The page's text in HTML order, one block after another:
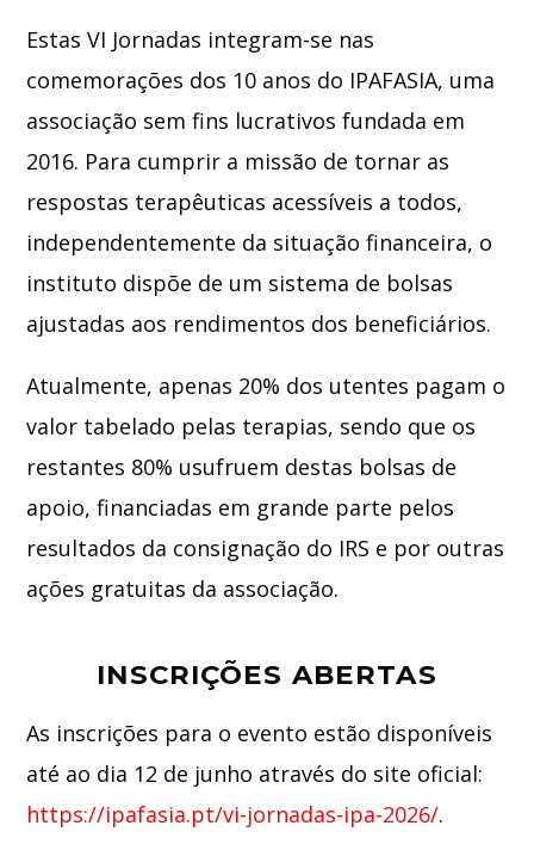
Estas VI Jornadas integram-se nas
comemorações dos 10 anos do IPAFASIA, uma
associação sem fins lucrativos fundada em
2016. Para cumprir a missão de tornar as
respostas terapêuticas acessíveis a todos,
independentemente da situação financeira, o
instituto dispõe de um sistema de bolsas
ajustadas aos rendimentos dos beneficiários.
Atualmente, apenas 20% dos utentes pagam o
valor tabelado pelas terapias, sendo que os
restantes 80% usufruem destas bolsas de
apoio, financiadas em grande parte pelos
resultados da consignação do IRS e por outras
ações gratuitas da associação.
INSCRIÇÕES ABERTAS
As inscrições para o evento estão disponíveis
até ao dia 12 de junho através do site oficial:
https://ipafasia.pt/vi-jornadas-ipa-2026/.